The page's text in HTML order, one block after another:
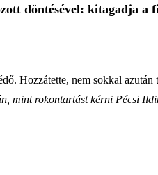
döntésével: kitagadja a
Hozzátette, nem sokkal
mint rokontartást kérni Pécsi